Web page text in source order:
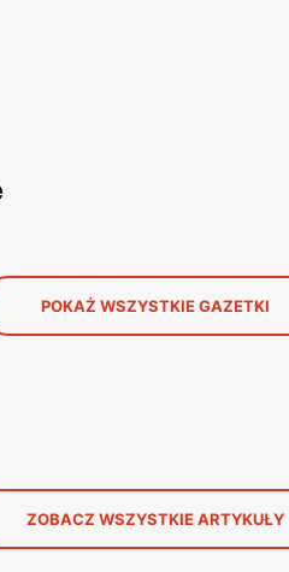
POKAŻ WSZYSTKIE GAZETKI
ZOBACZ WSZYSTKIE ARTYKUŁY